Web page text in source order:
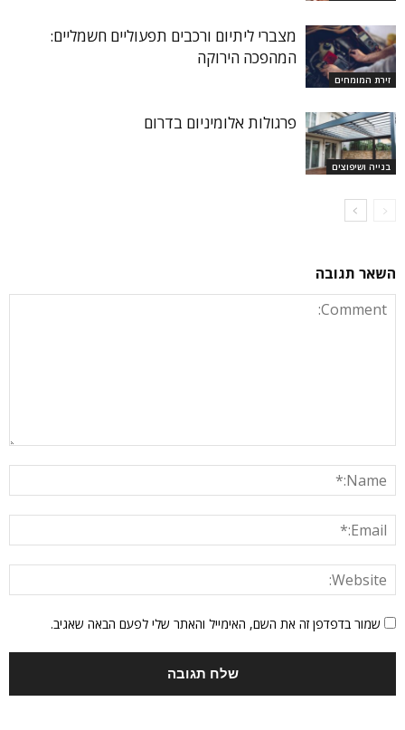
זירת המומחים
מצברי ליתיום ורכבים תפעוליים חשמליים:
המהפכה הירוקה
בנייה ושיפוצים
פרגולות אלומיניום בדרום
השאר תגובה
שמור בדפדפן זה את השם, האימייל והאתר שלי לפעם הבאה שאגיב.